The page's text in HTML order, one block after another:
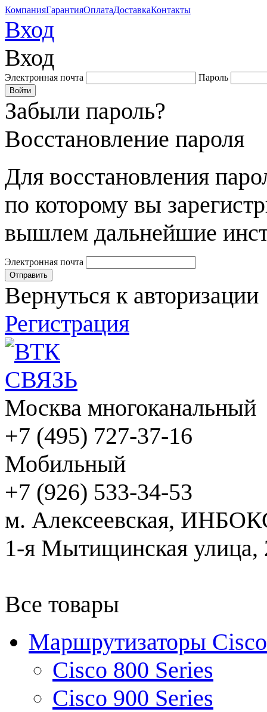
КомпанияГарантияОплатаДоставкаКонтакты
Вход
Вход
Электронная почта Пароль
Забыли пароль?
Восстановление пароля
Для восстановления
по которому вы
вышлем дальнейшие
Электронная почта
Вернуться к авторизации
Регистрация
Москва многоканальный
+7 (495) 727-37-16
Мобильный
+7 (926) 533-34-53
м. Алексеевская,
1-я Мытищинская улица,
Все товары
Маршрутизаторы Cisco
Cisco 800 Series
Cisco 900 Series